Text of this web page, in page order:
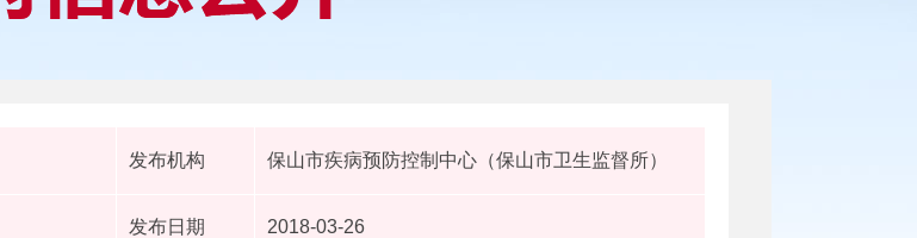
发布机构 保山市疾病预防控制中心（保山市卫生监督所）
发布日期 2018-03-26